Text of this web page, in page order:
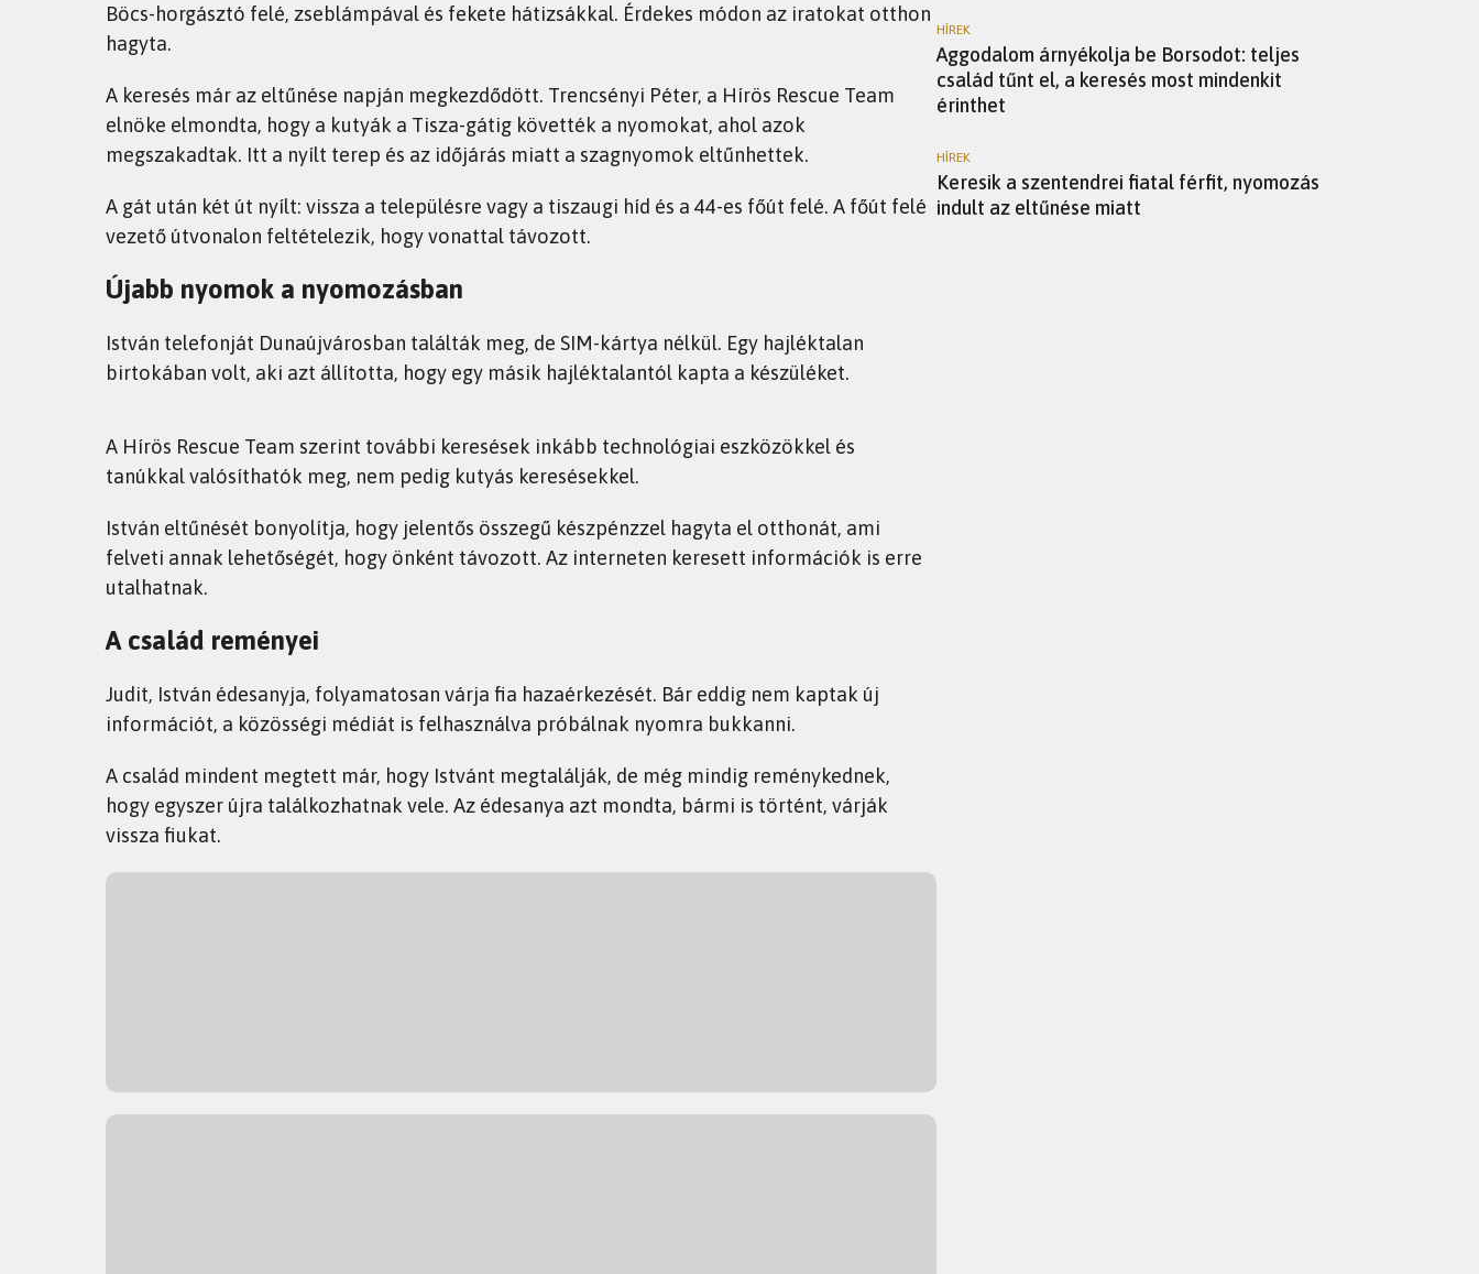
Böcs-horgásztó felé, zseblámpával és fekete hátizsákkal. Érdekes módon az iratokat otthon
hagyta.
A keresés már az eltűnése napján megkezdődött. Trencsényi Péter, a Hírös Rescue Team
elnöke elmondta, hogy a kutyák a Tisza-gátig követték a nyomokat, ahol azok
megszakadtak. Itt a nyílt terep és az időjárás miatt a szagnyomok eltűnhettek.
A gát után két út nyílt: vissza a településre vagy a tiszaugi híd és a 44-es főút felé. A főút felé
vezető útvonalon feltételezik, hogy vonattal távozott.
Újabb nyomok a nyomozásban
István telefonját Dunaújvárosban találták meg, de SIM-kártya nélkül. Egy hajléktalan
birtokában volt, aki azt állította, hogy egy másik hajléktalantól kapta a készüléket.
A Hírös Rescue Team szerint további keresések inkább technológiai eszközökkel és
tanúkkal valósíthatók meg, nem pedig kutyás keresésekkel.
István eltűnését bonyolítja, hogy jelentős összegű készpénzzel hagyta el otthonát, ami
felveti annak lehetőségét, hogy önként távozott. Az interneten keresett információk is erre
utalhatnak.
A család reményei
Judit, István édesanyja, folyamatosan várja fia hazaérkezését. Bár eddig nem kaptak új
információt, a közösségi médiát is felhasználva próbálnak nyomra bukkanni.
A család mindent megtett már, hogy Istvánt megtalálják, de még mindig reménykednek,
hogy egyszer újra találkozhatnak vele. Az édesanya azt mondta, bármi is történt, várják
vissza fiukat.
HÍREK
Aggodalom árnyékolja be Borsodot: teljes
család tűnt el, a keresés most mindenkit
érinthet
HÍREK
Keresik a szentendrei fiatal férfit, nyomozás
indult az eltűnése miatt